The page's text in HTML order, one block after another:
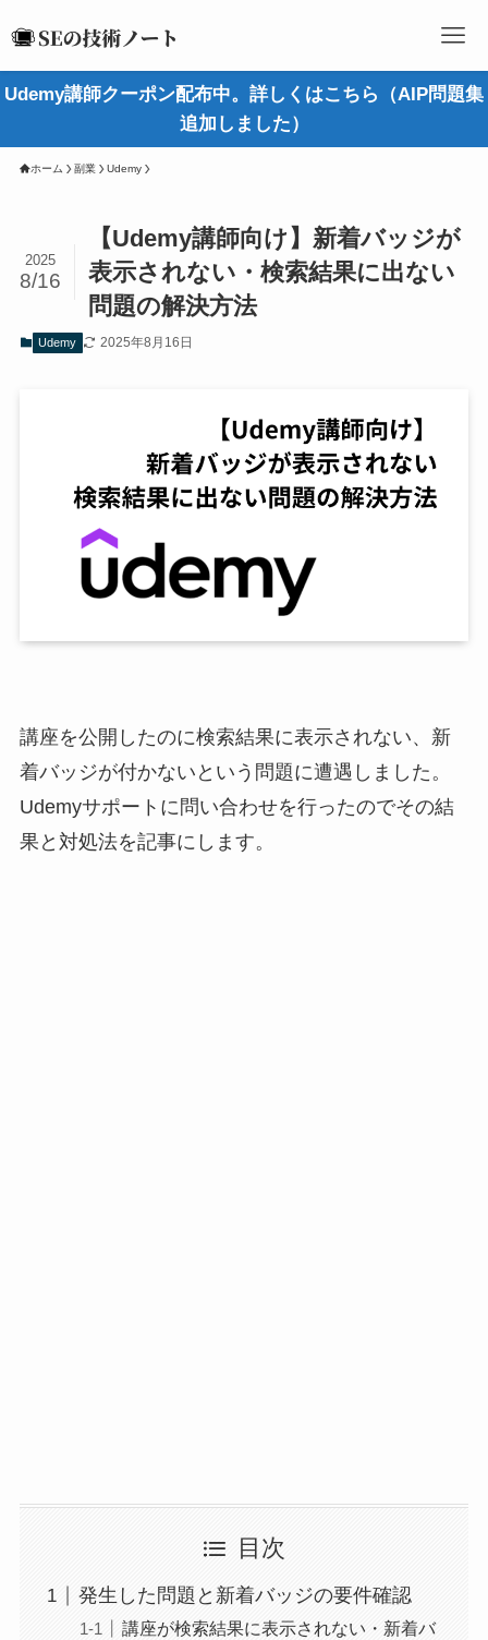
Udemy講師クーポン配布中。詳しくはこちら（AIP問題集
追加しました）
ホーム 副業 Udemy
【Udemy講師向け】新着バッジが
表示されない・検索結果に出ない
問題の解決方法
2025
8/16
Udemy 2025年8月16日
講座を公開したのに検索結果に表示されない、新
着バッジが付かないという問題に遭遇しました。
Udemyサポートに問い合わせを行ったのでその結
果と対処法を記事にします。
目次
発生した問題と新着バッジの要件確認
講座が検索結果に表示されない・新着バ